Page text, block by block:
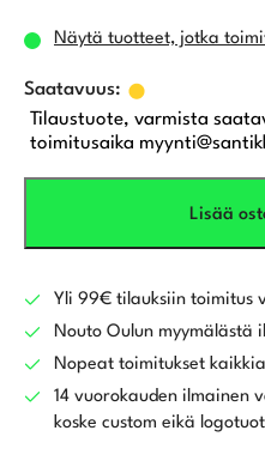
Näytä tuotteet, jotka
Tilaustuote, varmista
toimitusaika
Lisää
Yli 99€ tilauksiin toimitus
Nouto Oulun myymälästä
Nopeat toimitukset
14 vuorokauden ilmainen
koske custom eikä